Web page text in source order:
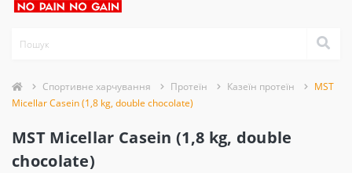
Спортивне харчування Протеїн Казеїн протеїн
MST
Micellar Casein (1,8 kg, double chocolate)
MST Micellar Casein (1,8 kg, double
chocolate)